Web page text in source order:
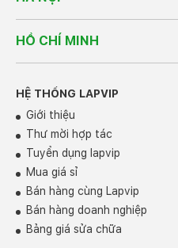
HỒ CHÍ MINH
HỆ THỐNG LAPVIP
Giới thiệu
Thư mời hợp tác
Tuyển dụng lapvip
Mua giá sỉ
Bán hàng cùng Lapvip
Bán hàng doanh nghiệp
Bảng giá sửa chữa